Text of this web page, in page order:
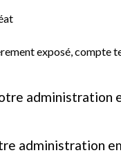
exposé, compte
administration
administration